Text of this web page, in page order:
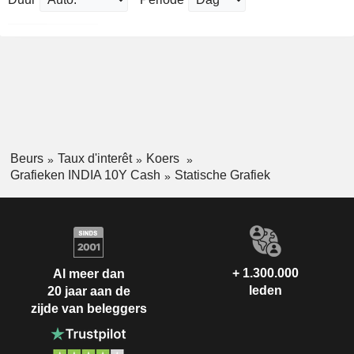
Beurs Taux d'interêt
Koers
Grafieken INDIA 10Y Cash
Statische Grafiek
Al meer dan
20 jaar aan de
zijde van beleggers
+ 1.300.000
leden